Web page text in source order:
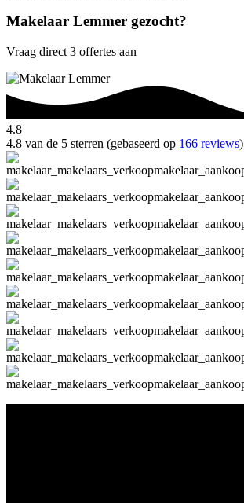
Makelaar Lemmer gezocht?
Vraag direct 3 offertes aan
4.8
4.8 van de 5 sterren (gebaseerd op 166 reviews)